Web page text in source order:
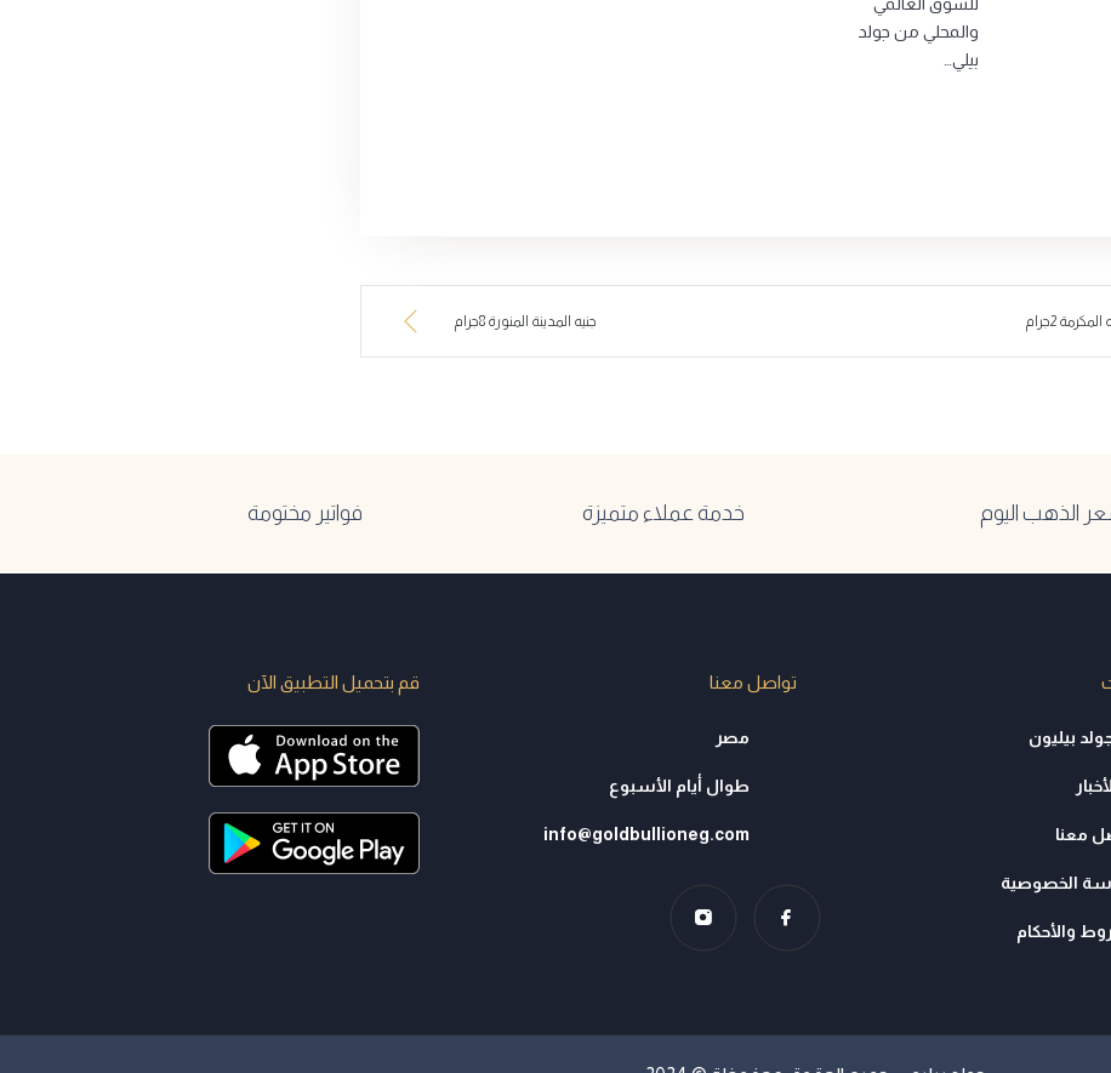
والمحلي من جولد
بيلي…
2جرام جنيه المدينة المنورة 8جرام
الذهب اليوم خدمة عملاء متميزة فواتير مختومة
بيليون
معنا
الخصوصية
والأحكام
تواصل معنا
مصر
طوال أيام الأسبوع
info@goldbullioneg.com
قم بتحميل التطبيق الآن